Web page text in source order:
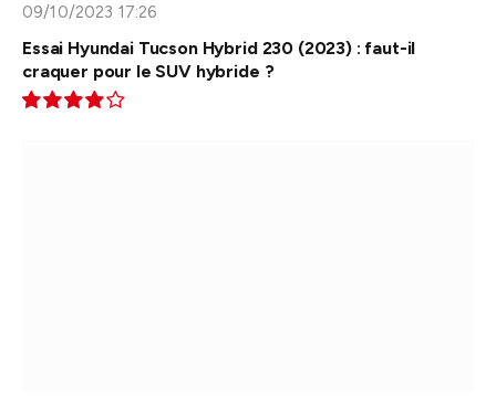
09/10/2023 17:26
Essai Hyundai Tucson Hybrid 230 (2023) : faut-il
craquer pour le SUV hybride ?